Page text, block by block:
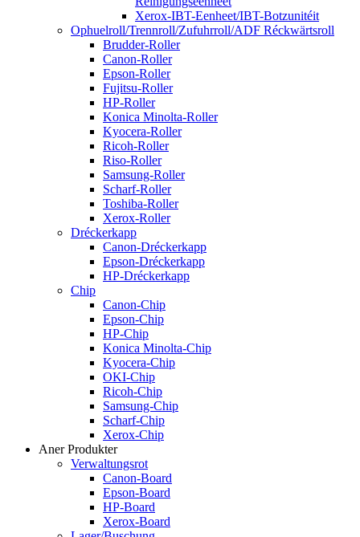
Xerox-IBT-Eenheet/IBT-Botzunitéit
Ophuelroll/Trennroll/Zufuhrroll/ADF Réckwärtsroll
Brudder-Roller
Canon-Roller
Epson-Roller
Fujitsu-Roller
HP-Roller
Konica Minolta-Roller
Kyocera-Roller
Ricoh-Roller
Riso-Roller
Samsung-Roller
Scharf-Roller
Toshiba-Roller
Xerox-Roller
Dréckerkapp
Canon-Dréckerkapp
Epson-Dréckerkapp
HP-Dréckerkapp
Chip
Canon-Chip
Epson-Chip
HP-Chip
Konica Minolta-Chip
Kyocera-Chip
OKI-Chip
Ricoh-Chip
Samsung-Chip
Scharf-Chip
Xerox-Chip
Aner Produkter
Verwaltungsrot
Canon-Board
Epson-Board
HP-Board
Xerox-Board